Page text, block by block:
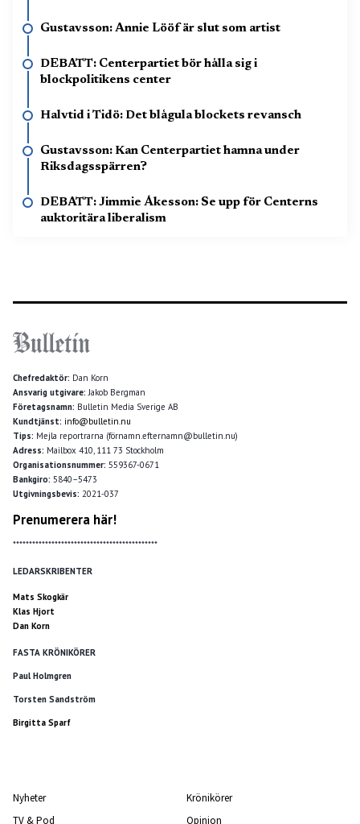
Gustavsson: Annie Lööf är slut som artist
DEBATT: Centerpartiet bör hålla sig i
blockpolitikens center
Halvtid i Tidö: Det blågula blockets revansch
Gustavsson: Kan Centerpartiet hamna under
Riksdagsspärren?
DEBATT: Jimmie Åkesson: Se upp för Centerns
auktoritära liberalism
Chefredaktör: Dan Korn
Ansvarig utgivare:Jakob Bergman
Företagsnamn: Bulletin Media Sverige AB
Kundtjänst: info@bulletin.nu
Tips: Mejla reportrarna (förnamn.efternamn@bulletin.nu)
Adress: Mailbox 410, 111 73 Stockholm
Organisationsnummer: 559367-0671
Bankgiro: 5840–5473
Utgivningsbevis: 2021-037
Prenumerera här!
*********************************************
LEDARSKRIBENTER
Mats Skogkär
Klas Hjort
Dan Korn
FASTA KRÖNIKÖRER
Paul Holmgren
Torsten Sandström
Birgitta Sparf
Nyheter
TV & Pod
Krönikörer
Opinion